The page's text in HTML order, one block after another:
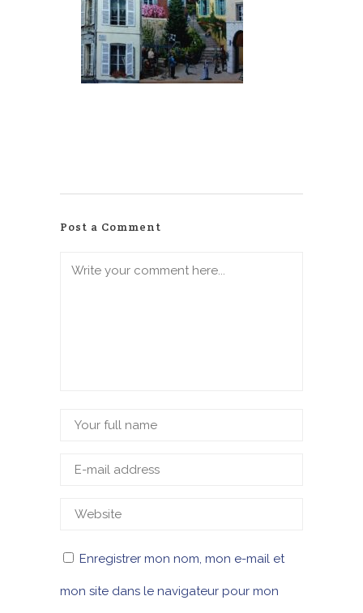
Post a Comment
Enregistrer mon nom, mon e-mail et
mon site dans le navigateur pour mon